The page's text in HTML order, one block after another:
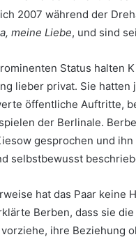
2007 während der
meine Liebe, und sind
Status halten
lieber privat. Sie hatten
öffentliche Auftritte,
der Berlinale.
gesprochen und ihn
selbstbewusst
hat das Paar keine
Berben, dass sie
ihre Beziehung